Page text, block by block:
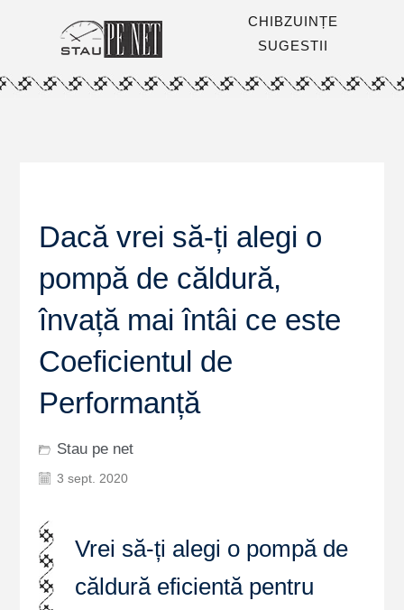
CHIBZUINȚE
SUGESTII
Dacă vrei să-ți alegi o
pompă de căldură,
învață mai întâi ce este
Coeficientul de
Performanță
Stau pe net
3 sept. 2020
Vrei să-ți alegi o pompă de
căldură eficientă pentru